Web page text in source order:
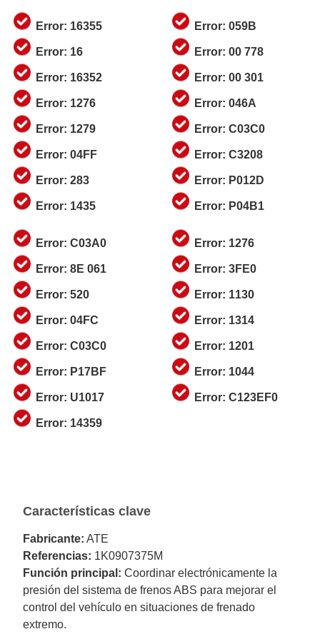
Error: 16355
Error: 16
Error: 16352
Error: 1276
Error: 1279
Error: 04FF
Error: 283
Error: 1435
Error: 059B
Error: 00 778
Error: 00 301
Error: 046A
Error: C03C0
Error: C3208
Error: P012D
Error: P04B1
Error: C03A0
Error: 8E 061
Error: 520
Error: 04FC
Error: C03C0
Error: P17BF
Error: U1017
Error: 14359
Error: 1276
Error: 3FE0
Error: 1130
Error: 1314
Error: 1201
Error: 1044
Error: C123EF0
Características clave
Fabricante: ATE
Referencias: 1K0907375M
Función principal: Coordinar electrónicamente la
presión del sistema de frenos ABS para mejorar el
control del vehículo en situaciones de frenado
extremo.